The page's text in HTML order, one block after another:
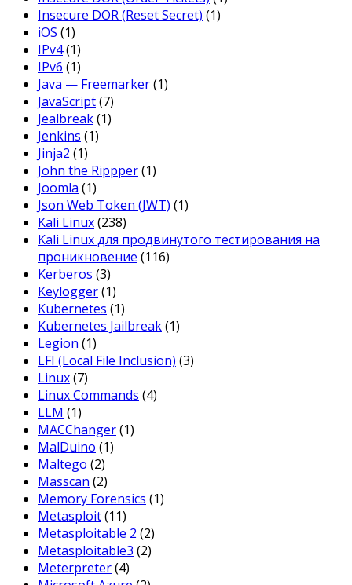
Insecure DOR (Reset Secret) (1)
iOS (1)
IPv4(1)
IPv6 (1)
Java — Freemarker(1)
JavaScript(7)
Jealbreak(1)
Jenkins (1)
Jinja2 (1)
John the Rippper(1)
Joomla (1)
Json Web Token (JWT) (1)
Kali Linux(238)
Kali Linux для продвинутого тестирования на
проникновение (116)
Kerberos (3)
Keylogger(1)
Kubernetes (1)
Kubernetes Jailbreak(1)
Legion (1)
LFI (Local File Inclusion) (3)
Linux(7)
Linux Commands (4)
LLM (1)
MACChanger(1)
MalDuino (1)
Maltego (2)
Masscan (2)
Memory Forensics (1)
Metasploit(11)
Metasploitable 2 (2)
Metasploitable3 (2)
Meterpreter(4)